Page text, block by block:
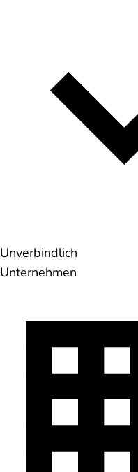
Unverbindlich
Unternehmen